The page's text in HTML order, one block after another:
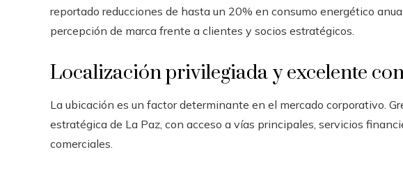
reportado reducciones de hasta un 20% en consumo energético
percepción de marca frente a clientes y socios estratégicos.
Localización privilegiada y excelente
La ubicación es un factor determinante en el mercado corporativo.
estratégica de La Paz, con acceso a vías principales, servicios
comerciales.